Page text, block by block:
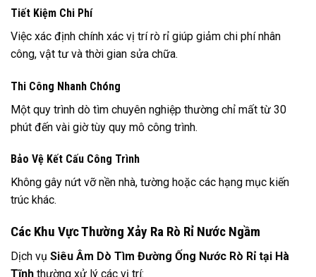
Tiết Kiệm Chi Phí
Việc xác định chính xác vị trí rò rỉ giúp giảm chi phí nhân
công, vật tư và thời gian sửa chữa.
Thi Công Nhanh Chóng
Một quy trình dò tìm chuyên nghiệp thường chỉ mất từ 30
phút đến vài giờ tùy quy mô công trình.
Bảo Vệ Kết Cấu Công Trình
Không gây nứt vỡ nền nhà, tường hoặc các hạng mục kiến
trúc khác.
Các Khu Vực Thường Xảy Ra Rò Rỉ Nước Ngầm
Dịch vụ Siêu Âm Dò Tìm Đường Ống Nước Rò Rỉ tại Hà
Tĩnh thường xử lý các vị trí: